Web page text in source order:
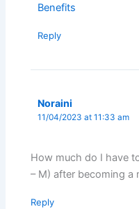
Benefits
Reply
Noraini
11/04/2023 at 11:33 am
How much do I have
– M) after becoming a
Reply